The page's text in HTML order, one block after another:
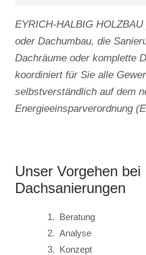
EYRICH-HALBIG
oder Dachumbau, die
Dachräume oder komplette
koordiniert für Sie alle
selbstverständlich auf dem
Energieeinsparverordnung
Unser Vorgehen bei
Dachsanierungen
Beratung
Analyse
Konzept